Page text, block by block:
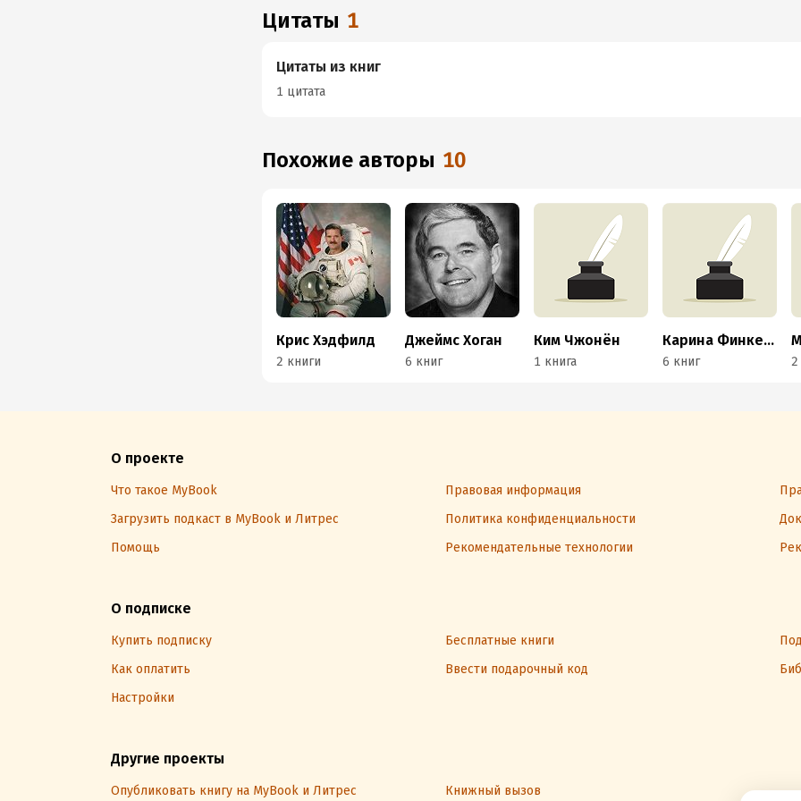
Цитаты 1
Цитаты из книг
1 цитата
Похожие авторы 10
Крис Хэдфилд
2 книги
Джеймс Хоган
6 книг
Ким Чжонён
1 книга
Карина Финкель
6 книг 2
О проекте
Что такое MyBook Правовая информация
Загрузить подкаст в MyBook и Литрес
Политика конфиденциальности
Помощь
Рекомендательные технологии
О подписке
Купить подписку Бесплатные книги
Как оплатить
Ввести подарочный код
Настройки
Другие проекты
Опубликовать книгу на MyBook и Литрес Книжный вызов